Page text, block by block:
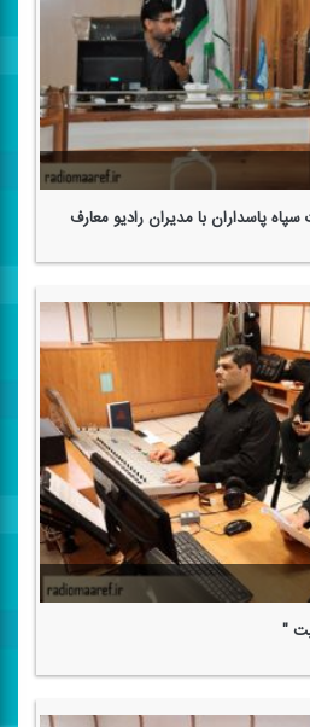
پاسداران با مدیران رادیو معارف
"